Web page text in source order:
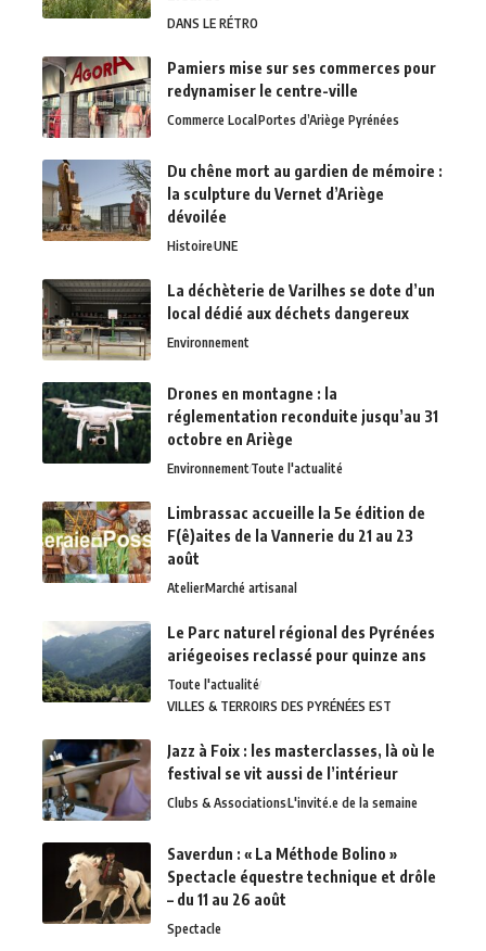
DANS LE RÉTRO
Pamiers mise sur ses commerces pour
redynamiser le centre-ville
Commerce Local Portes d’Ariège Pyrénées
Du chêne mort au gardien de mémoire :
la sculpture du Vernet d’Ariège
dévoilée
HistoireUNE
La déchèterie de Varilhes se dote d’un
local dédié aux déchets dangereux
Environnement
Drones en montagne : la
réglementation reconduite jusqu’au 31
octobre en Ariège
EnvironnementToute l'actualité
Limbrassac accueille la 5e édition de
F(ê)aites de la Vannerie du 21 au 23
août
AtelierMarché artisanal
Le Parc naturel régional des Pyrénées
ariégeoises reclassé pour quinze ans
Toute l'actualité
VILLES & TERROIRS DES PYRÉNÉES EST
Jazz à Foix : les masterclasses, là où le
festival se vit aussi de l’intérieur
Clubs & AssociationsL'invité.e de la semaine
Saverdun : « La Méthode Bolino »
Spectacle équestre technique et drôle
– du 11 au 26 août
Spectacle